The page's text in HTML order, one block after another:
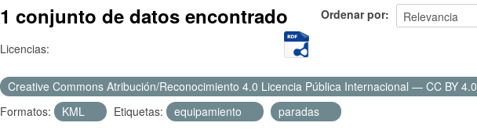
Ordenar por
1 conjunto de datos encontrado
Licencias:
Creative Commons Atribución/Reconocimiento 4.0 Licencia Pública Internacional — CC BY 4.0
Formatos:
KML Etiquetas: equipamiento paradas